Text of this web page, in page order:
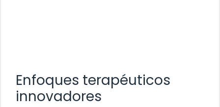
Enfoques terapéuticos
innovadores